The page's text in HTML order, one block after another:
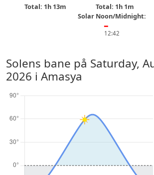
Total: 1h 13m Total: 1h 1m
Solar Noon/Midnight:
━
12:42
Solens bane på Saturday,
2026 i Amasya